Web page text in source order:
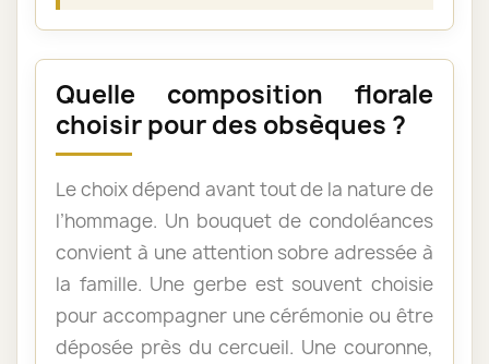
Quelle composition florale
choisir pour des obsèques ?
Le choix dépend avant tout de la nature de
l’hommage. Un bouquet de condoléances
convient à une attention sobre adressée à
la famille. Une gerbe est souvent choisie
pour accompagner une cérémonie ou être
déposée près du cercueil. Une couronne,